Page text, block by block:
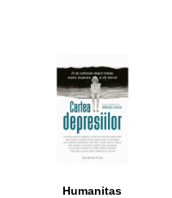
31
Humanitas